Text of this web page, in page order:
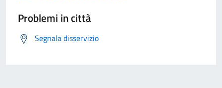
Problemi in città
Segnala disservizio